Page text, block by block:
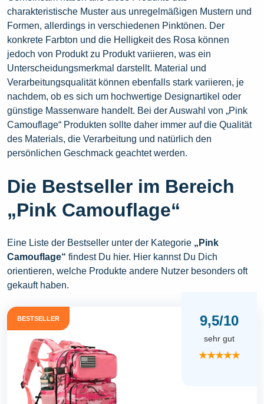
charakteristische Muster aus unregelmäßigen Mustern und
Formen, allerdings in verschiedenen Pinktönen. Der
konkrete Farbton und die Helligkeit des Rosa können
jedoch von Produkt zu Produkt variieren, was ein
Unterscheidungsmerkmal darstellt. Material und
Verarbeitungsqualität können ebenfalls stark variieren, je
nachdem, ob es sich um hochwertige Designartikel oder
günstige Massenware handelt. Bei der Auswahl von „Pink
Camouflage“ Produkten sollte daher immer auf die Qualität
des Materials, die Verarbeitung und natürlich den
persönlichen Geschmack geachtet werden.
Die Bestseller im Bereich
„Pink Camouflage“
Eine Liste der Bestseller unter der Kategorie „Pink
Camouflage“ findest Du hier. Hier kannst Du Dich
orientieren, welche Produkte andere Nutzer besonders oft
gekauft haben.
BESTSELLER 9,5/10
sehr gut
★★★★★